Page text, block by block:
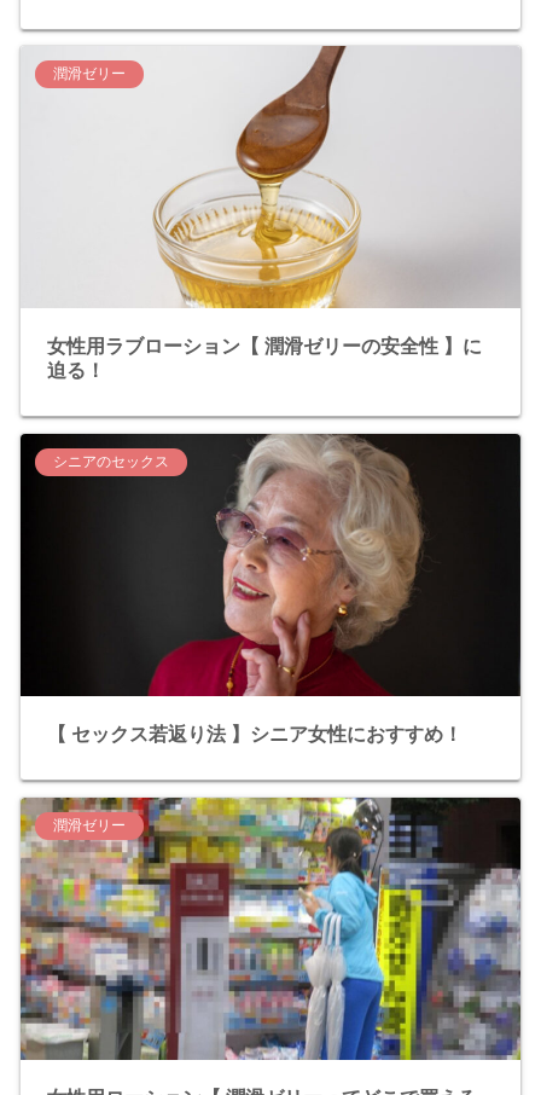
潤滑ゼリー
女性用ラブローション【 潤滑ゼリーの安全性 】に
迫る！
シニアのセックス
【 セックス若返り法 】シニア女性におすすめ！
潤滑ゼリー